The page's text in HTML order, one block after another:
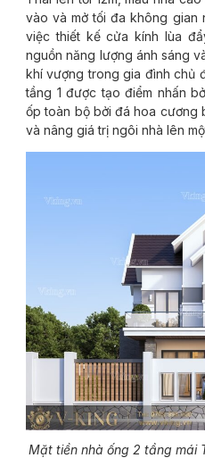
vào và mở tối đa không gian
việc thiết kế cửa kính lùa
nguồn năng lượng ánh sáng
khí vượng trong gia đình chủ
tầng 1 được tạo điểm nhấn
ốp toàn bộ bởi đá hoa cương
và nâng giá trị ngôi nhà lên
Mặt tiền nhà ống 2 tầng mái